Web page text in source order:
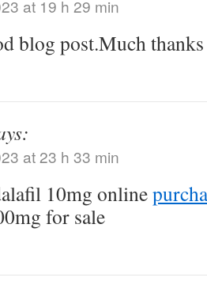
at 19 h 29 min
blog post.Much
at 23 h 33 min
10mg online
for sale